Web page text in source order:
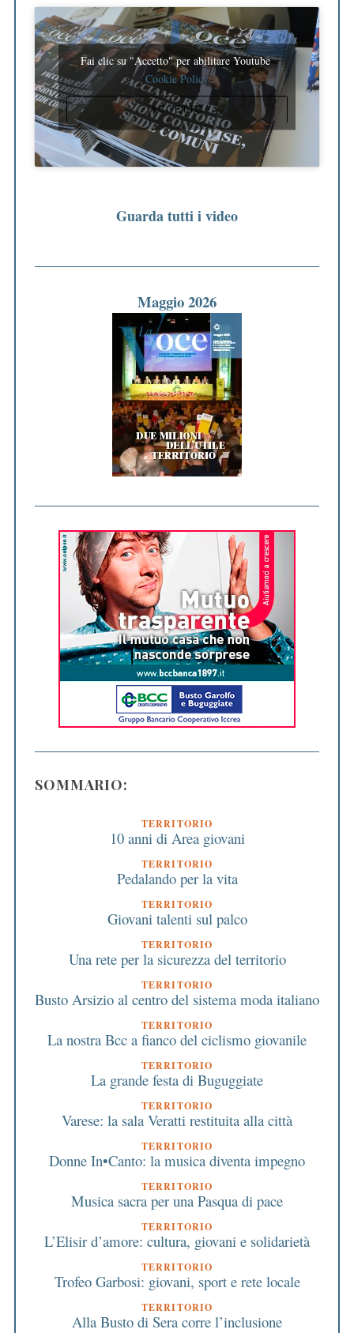
Fai clic su "Accetto" per abilitare Youtube
Cookie Policy
ACCETTO
Guarda tutti i video
Maggio 2026
SOMMARIO:
TERRITORIO
10 anni di Area giovani
TERRITORIO
Pedalando per la vita
TERRITORIO
Giovani talenti sul palco
TERRITORIO
Una rete per la sicurezza del territorio
TERRITORIO
Busto Arsizio al centro del sistema moda italiano
TERRITORIO
La nostra Bcc a fianco del ciclismo giovanile
TERRITORIO
La grande festa di Buguggiate
TERRITORIO
Varese: la sala Veratti restituita alla città
TERRITORIO
Donne In•Canto: la musica diventa impegno
TERRITORIO
Musica sacra per una Pasqua di pace
TERRITORIO
L’Elisir d’amore: cultura, giovani e solidarietà
TERRITORIO
Trofeo Garbosi: giovani, sport e rete locale
TERRITORIO
Alla Busto di Sera corre l’inclusione